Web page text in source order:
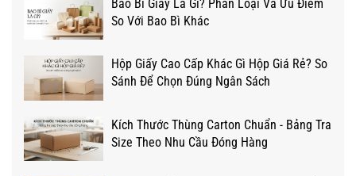
Bao Bì Giấy Là Gì? Phân Loại Và Ưu Điểm
So Với Bao Bì Khác
Hộp Giấy Cao Cấp Khác Gì Hộp Giá Rẻ? So
Sánh Để Chọn Đúng Ngân Sách
Kích Thước Thùng Carton Chuẩn - Bảng Tra
Size Theo Nhu Cầu Đóng Hàng